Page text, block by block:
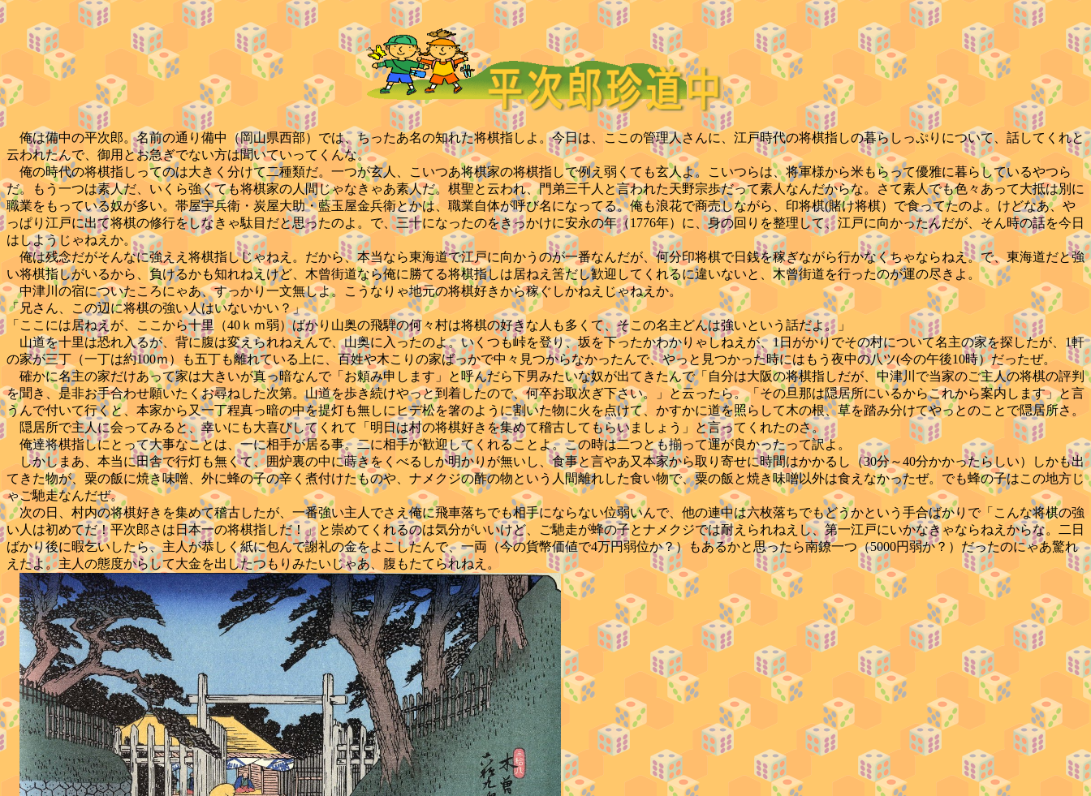
俺は備中の平次郎。名前の通り備中（岡山県西部）では、ちったあ名の知れた将棋指しよ。今日は、ここの管理人さんに、江戸時代の将棋指しの暮らしっぷりについて、話してくれと
云われたんで、御用とお急ぎでない方は聞いていってくんな。
俺の時代の将棋指しってのは大きく分けて二種類だ。一つが玄人、こいつあ将棋家の将棋指しで例え弱くても玄人よ。こいつらは、将軍様から米もらって優雅に暮らしているやつら
だ。もう一つは素人だ、いくら強くても将棋家の人間じゃなきゃあ素人だ。棋聖と云われ、門弟三千人と言われた天野宗歩だって素人なんだからな。さて素人でも色々あって大抵は別に
職業をもっている奴が多い。帯屋宇兵衛・炭屋大助・藍玉屋金兵衛とかは、職業自体が呼び名になってる。俺も浪花で商売しながら、印将棋(賭け将棋）で食ってたのよ。けどなあ、や
っぱり江戸に出て将棋の修行をしなきゃ駄目だと思ったのよ。で、三十になったのをきっかけに安永の年（1776年）に、身の回りを整理して、江戸に向かったんだが、そん時の話を今日
はしようじゃねえか。
俺は残念だがそんなに強ええ将棋指しじゃねえ。だから、本当なら東海道で江戸に向かうのが一番なんだが、何分印将棋で日銭を稼ぎながら行かなくちゃならねえ。で、東海道だと強
い将棋指しがいるから、負けるかも知れねえけど、木曾街道なら俺に勝てる将棋指しは居ねえ筈だし歓迎してくれるに違いないと、木曾街道を行ったのが運の尽きよ。
中津川の宿についたころにゃあ、すっかり一文無しよ。こうなりゃ地元の将棋好きから稼ぐしかねえじゃねえか。
「兄さん、この辺に将棋の強い人はいないかい？」
「ここには居ねえが、ここから十里（40ｋｍ弱）ばかり山奥の飛騨の何々村は将棋の好きな人も多くて、そこの名主どんは強いという話だよ。」
山道を十里は恐れ入るが、背に腹は変えられねえんで、山奥に入ったのよ。いくつも峠を登り、坂を下ったかわかりゃしねえが、1日がかりでその村について名主の家を探したが、1軒
の家が三丁（一丁は約100ｍ）も五丁も離れている上に、百姓や木こりの家ばっかで中々見つからなかったんで、やっと見つかった時にはもう夜中の八ツ(今の午後10時）だったぜ。
確かに名主の家だけあって家は大きいが真っ暗なんで「お頼み申します」と呼んだら下男みたいな奴が出てきたんで「自分は大阪の将棋指しだが、中津川で当家のご主人の将棋の評判
を聞き、是非お手合わせ願いたくお尋ねした次第。山道を歩き続けやっと到着したので、何卒お取次ぎ下さい。」と云ったら。「その旦那は隠居所にいるからこれから案内します」と言
うんで付いて行くと、本家から又一丁程真っ暗の中を提灯も無しにヒデ松を箸のように割いた物に火を点けて、かすかに道を照らして木の根、草を踏み分けてやっとのことで隠居所さ。
隠居所で主人に会ってみると、幸いにも大喜びしてくれて「明日は村の将棋好きを集めて稽古してもらいましょう」と言ってくれたのさ。
俺達将棋指しにとって大事なことは、一に相手が居る事。二に相手が歓迎してくれることよ。この時は二つとも揃って運が良かったって訳よ。
しかしまあ、本当に田舎で行灯も無くて、囲炉裏の中に蒔きをくべるしか明かりが無いし、食事と言やあ又本家から取り寄せに時間はかかるし（30分～40分かかったらしい）しかも出
てきた物が、粟の飯に焼き味噌、外に蜂の子の辛く煮付けたものや、ナメクジの酢の物という人間離れした食い物で、粟の飯と焼き味噌以外は食えなかったぜ。でも蜂の子はこの地方じ
ゃご馳走なんだぜ。
次の日、村内の将棋好きを集めて稽古したが、一番強い主人でさえ俺に飛車落ちでも相手にならない位弱いんで、他の連中は六枚落ちでもどうかという手合ばかりで「こんな将棋の強
い人は初めてだ！平次郎さは日本一の将棋指しだ！」と崇めてくれるのは気分がいいけど、ご馳走が蜂の子とナメクジでは耐えられねえし、第一江戸にいかなきゃならねえからな。二日
ばかり後に暇乞いしたら、主人が恭しく紙に包んで謝礼の金をよこしたんで、一両（今の貨幣価値で4万円弱位か？）もあるかと思ったら南鐐一つ（5000円弱か？）だったのにゃあ驚れ
えたよ。主人の態度からして大金を出したつもりみたいじゃあ、腹もたてられねえ。